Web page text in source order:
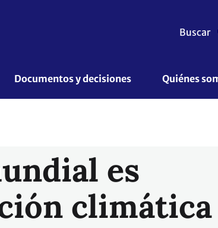
Buscar
Documentos y decisiones Quiénes
es
climática